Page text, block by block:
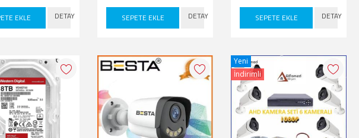
EKLE DETAY
100Mbit/s PoE Port ve 2
SEPETE EKLE DETAY
modelidir. Tüm güvenlik
kullanabilirsiniz.
SEPETE EKLE DETAY
Yeni
İndirimli